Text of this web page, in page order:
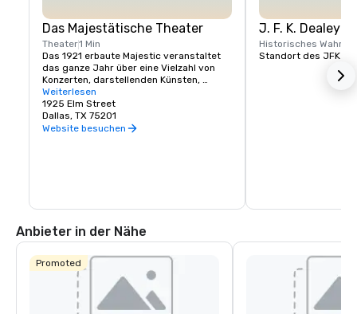
Das Majestätische Theater
Theater1 Min
Das 1921 erbaute Majestic veranstaltet
das ganze Jahr über eine Vielzahl von
Konzerten, darstellenden Künsten,
Comedy- und Firmenveranstaltungen,
die von nationalen und lokalen Künstlern
präsentiert werden.
Weiterlesen
1925 Elm Street
Dallas, TX 75201
Website besuchen
J. F. K. Dealey
Historisches
Standort des JFK
Anbieter in der Nähe
Promoted